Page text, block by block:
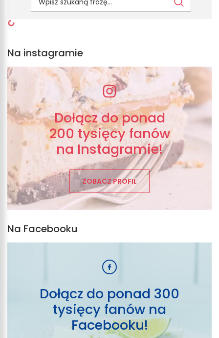
Na instagramie
Dołącz do ponad
200 tysięcy fanów
na Instagramie!
ZOBACZ PROFIL
Na Facebooku
Dołącz do ponad 300
tysięcy fanów na
Facebooku!